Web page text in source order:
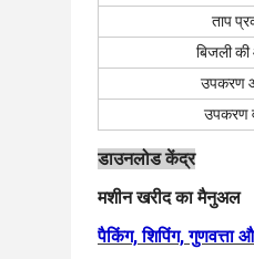
ताप
बिजली की
उपकरण
उपकरण
डाउनलोड केंद्र
मशीन खरीद का मैनुअल
पैकिंग, शिपिंग, गुणवत्ता